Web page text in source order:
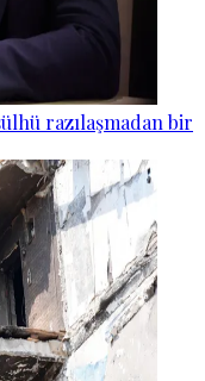
razılaşmadan bir